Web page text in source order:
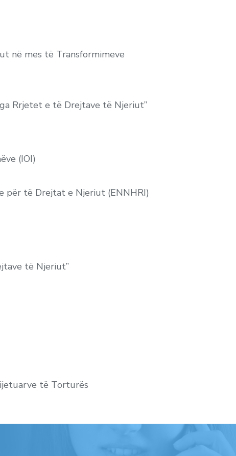
në mes të Transformimeve
Rrjetet e të Drejtave të Njeriut”
(IOI)
për të Drejtat e Njeriut (ENNHRI)
të Njeriut”
të Torturës